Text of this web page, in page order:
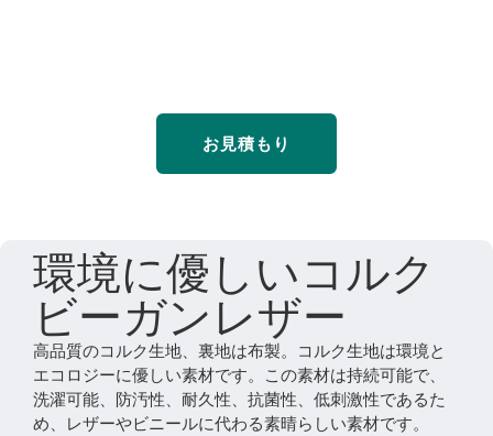
お見積もり
環境に優しいコルク
ビーガンレザー
高品質のコルク生地、裏地は布製。コルク生地は環境と
エコロジーに優しい素材です。この素材は持続可能で、
洗濯可能、防汚性、耐久性、抗菌性、低刺激性であるた
め、レザーやビニールに代わる素晴らしい素材です。